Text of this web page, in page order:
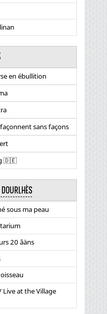
en ébullition
sans façons
🇩🇪
sous ma peau
20 âäns
Live at the Village